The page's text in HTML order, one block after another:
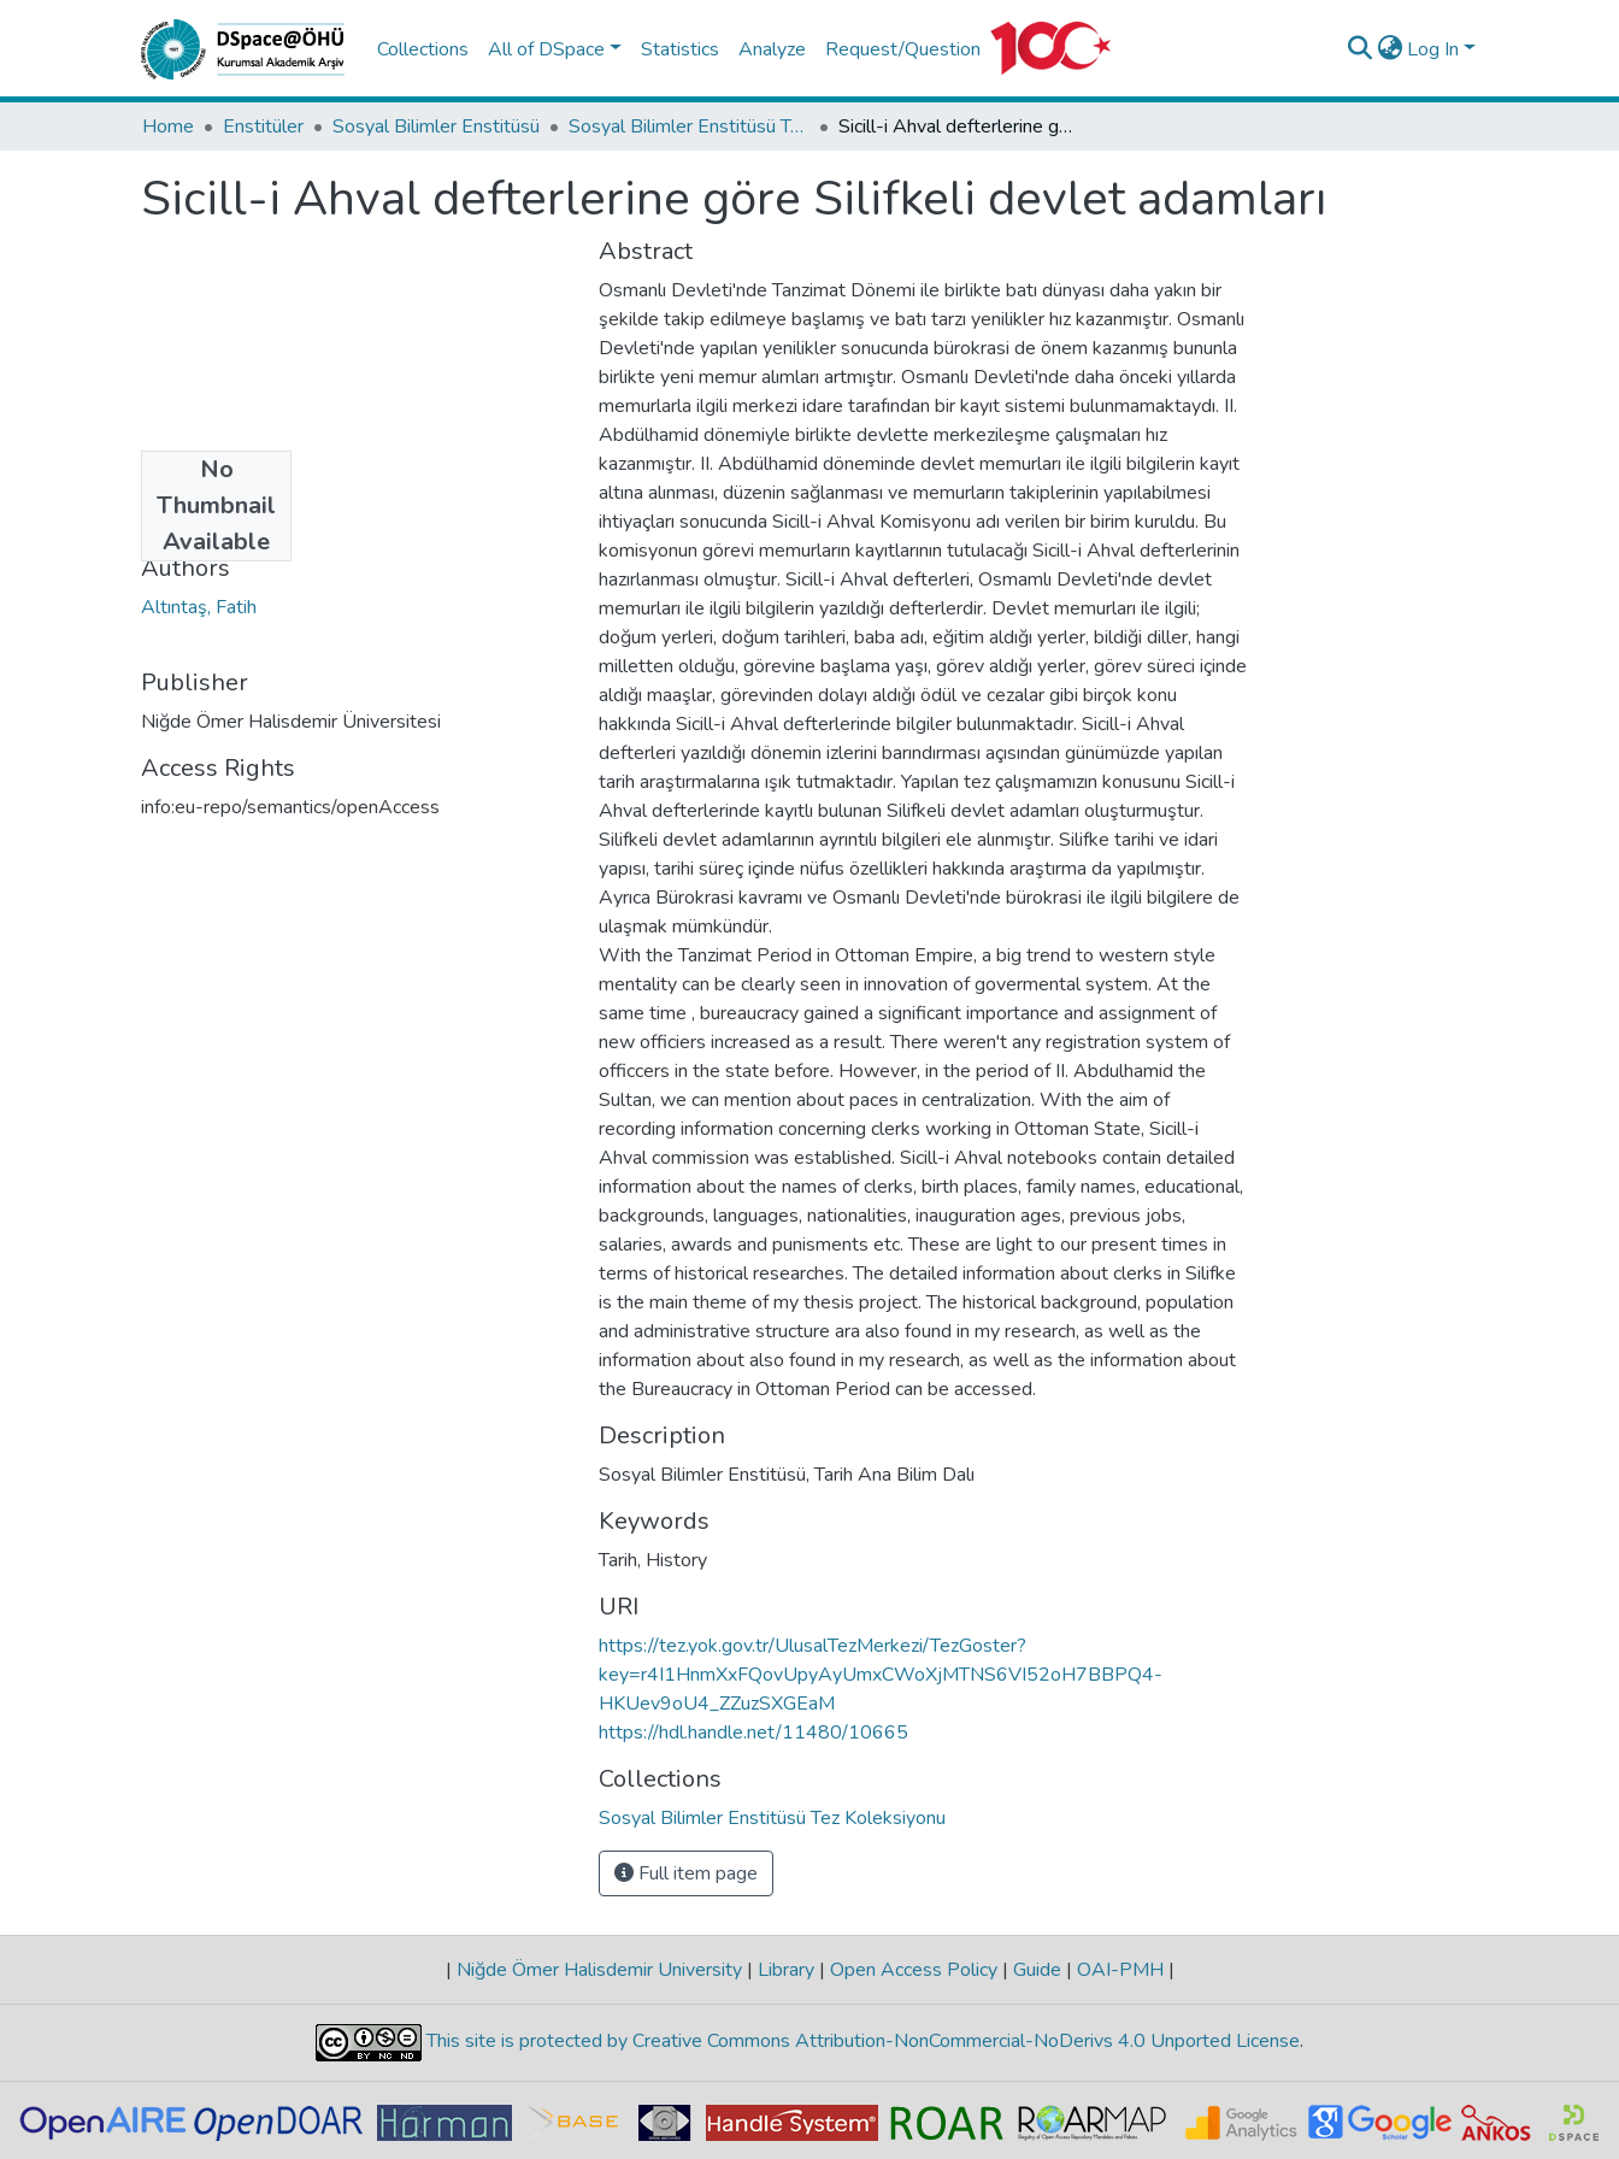
Collections All of DSpace Statistics Analyze Request/Question Log In
Home Enstitüler Sosyal Bilimler Enstitüsü Sosyal Bilimler Enstitüsü Tez Koleksiyonu Sicill-i Ahval defterlerine göre Silifkeli devlet adamları
Sicill-i Ahval defterlerine göre Silifkeli devlet adamları
No
Thumbnail
Available
2023
Authors
Altıntaş, Fatih
Publisher
Niğde Ömer Halisdemir Üniversitesi
Access Rights
info:eu-repo/semantics/openAccess
Abstract
Osmanlı Devleti'nde Tanzimat Dönemi ile birlikte batı dünyası daha yakın bir
şekilde takip edilmeye başlamış ve batı tarzı yenilikler hız kazanmıştır. Osmanlı
Devleti'nde yapılan yenilikler sonucunda bürokrasi de önem kazanmış bununla
birlikte yeni memur alımları artmıştır. Osmanlı Devleti'nde daha önceki yıllarda
memurlarla ilgili merkezi idare tarafından bir kayıt sistemi bulunmamaktaydı. II.
Abdülhamid dönemiyle birlikte devlette merkezileşme çalışmaları hız
kazanmıştır. II. Abdülhamid döneminde devlet memurları ile ilgili bilgilerin kayıt
altına alınması, düzenin sağlanması ve memurların takiplerinin yapılabilmesi
ihtiyaçları sonucunda Sicill-i Ahval Komisyonu adı verilen bir birim kuruldu. Bu
komisyonun görevi memurların kayıtlarının tutulacağı Sicill-i Ahval defterlerinin
hazırlanması olmuştur. Sicill-i Ahval defterleri, Osmamlı Devleti'nde devlet
memurları ile ilgili bilgilerin yazıldığı defterlerdir. Devlet memurları ile ilgili;
doğum yerleri, doğum tarihleri, baba adı, eğitim aldığı yerler, bildiği diller, hangi
milletten olduğu, görevine başlama yaşı, görev aldığı yerler, görev süreci içinde
aldığı maaşlar, görevinden dolayı aldığı ödül ve cezalar gibi birçok konu
hakkında Sicill-i Ahval defterlerinde bilgiler bulunmaktadır. Sicill-i Ahval
defterleri yazıldığı dönemin izlerini barındırması açısından günümüzde yapılan
tarih araştırmalarına ışık tutmaktadır. Yapılan tez çalışmamızın konusunu Sicill-i
Ahval defterlerinde kayıtlı bulunan Silifkeli devlet adamları oluşturmuştur.
Silifkeli devlet adamlarının ayrıntılı bilgileri ele alınmıştır. Silifke tarihi ve idari
yapısı, tarihi süreç içinde nüfus özellikleri hakkında araştırma da yapılmıştır.
Ayrıca Bürokrasi kavramı ve Osmanlı Devleti'nde bürokrasi ile ilgili bilgilere de
ulaşmak mümkündür.
With the Tanzimat Period in Ottoman Empire, a big trend to western style
mentality can be clearly seen in innovation of govermental system. At the
same time , bureaucracy gained a significant importance and assignment of
new officiers increased as a result. There weren't any registration system of
officcers in the state before. However, in the period of II. Abdulhamid the
Sultan, we can mention about paces in centralization. With the aim of
recording information concerning clerks working in Ottoman State, Sicill-i
Ahval commission was established. Sicill-i Ahval notebooks contain detailed
information about the names of clerks, birth places, family names, educational,
backgrounds, languages, nationalities, inauguration ages, previous jobs,
salaries, awards and punisments etc. These are light to our present times in
terms of historical researches. The detailed information about clerks in Silifke
is the main theme of my thesis project. The historical background, population
and administrative structure ara also found in my research, as well as the
information about also found in my research, as well as the information about
the Bureaucracy in Ottoman Period can be accessed.
Description
Sosyal Bilimler Enstitüsü, Tarih Ana Bilim Dalı
Keywords
Tarih, History
URI
https://tez.yok.gov.tr/UlusalTezMerkezi/TezGoster?
key=r4I1HnmXxFQovUpyAyUmxCWoXjMTNS6VI52oH7BBPQ4-
HKUev9oU4_ZZuzSXGEaM
https://hdl.handle.net/11480/10665
Collections
Sosyal Bilimler Enstitüsü Tez Koleksiyonu
Full item page
| Niğde Ömer Halisdemir University | Library | Open Access Policy | Guide | OAI-PMH |
This site is protected by Creative Commons Attribution-NonCommercial-NoDerivs 4.0 Unported License.